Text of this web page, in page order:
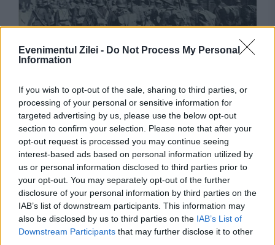
Evenimentul Zilei - Do Not Process My Personal
Information
If you wish to opt-out of the sale, sharing to third parties, or
processing of your personal or sensitive information for
targeted advertising by us, please use the below opt-out
section to confirm your selection. Please note that after your
opt-out request is processed you may continue seeing
interest-based ads based on personal information utilized by
us or personal information disclosed to third parties prior to
your opt-out. You may separately opt-out of the further
disclosure of your personal information by third parties on the
IAB’s list of downstream participants. This information may
also be disclosed by us to third parties on the IAB’s List of
Downstream Participants that may further disclose it to other
Cum a ajuns armata română să ocupe
Budapesta în 1919. Detalii istorice
surprinzătoare